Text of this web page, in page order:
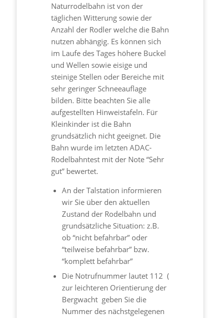
Naturrodelbahn ist von der
täglichen Witterung sowie der
Anzahl der Rodler welche die Bahn
nutzen abhängig. Es können sich
im Laufe des Tages höhere Buckel
und Wellen sowie eisige und
steinige Stellen oder Bereiche mit
sehr geringer Schneeauflage
bilden. Bitte beachten Sie alle
aufgestellten Hinweistafeln. Für
Kleinkinder ist die Bahn
grundsätzlich nicht geeignet. Die
Bahn wurde im letzten ADAC-
Rodelbahntest mit der Note “Sehr
gut” bewertet.
An der Talstation informieren
wir Sie über den aktuellen
Zustand der Rodelbahn und
grundsätzliche Situation: z.B.
ob “nicht befahrbar” oder
“teilweise befahrbar” bzw.
“komplett befahrbar”
Die Notrufnummer lautet 112 (
zur leichteren Orientierung der
Bergwacht geben Sie die
Nummer des nächstgelegenen